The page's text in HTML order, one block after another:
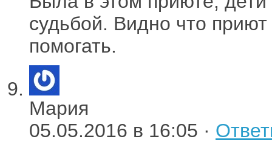
судьбой. Видно что
помогать.
Мария
05.05.2016 в 16:05 ·